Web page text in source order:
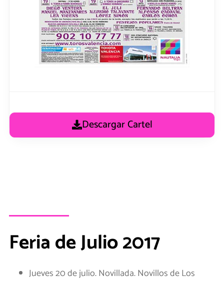
Descargar Cartel
Feria de Julio 2017
Jueves 20 de julio. Novillada. Novillos de Los